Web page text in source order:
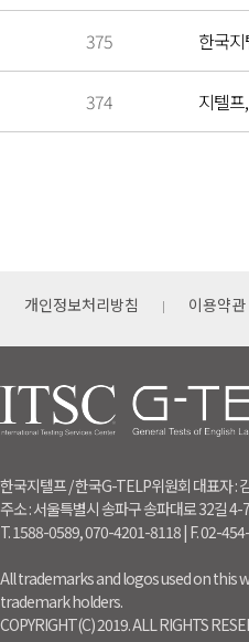
375 한국
374 지텔
개인정보처리방침 이용약관
한국지텔프 / 한국G-TELP위원회 대표자
주소 : 서울특별시 송파구 송파대로 32길
T. 1588-0589, 070-4201-8118 | F. 02-
All trademarks and logos used on this
trademark holders.
COPYRIGHT(C) 2019. ALL RIGHTS